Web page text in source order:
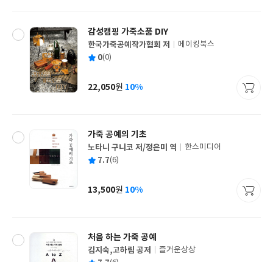
감성캠핑 가죽소품 DIY
글
쓴
한국가죽공예작가협회 저
출
사
메이킹북스
평 0(0)
가
22,050원 10%
가죽 공예의 기초
글
쓴
노타니 구니코 저/정은미 역
출
사
한스미디어
평 7.7(6)
가
13,500원 10%
처음 하는 가죽 공예
글
김지숙,고하림 공저
즐거운상상